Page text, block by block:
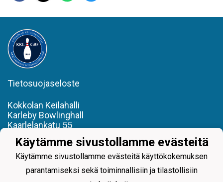
Tietosuojaseloste
Kokkolan Keilahalli
Karleby Bowlinghall
Kaarlelankatu 55
kokkolankeilahalli@outlook.com
Käytämme sivustollamme evästeitä
Käytämme sivustollamme evästeitä käyttökokemuksen
parantamiseksi sekä toiminnallisiin ja tilastollisiin